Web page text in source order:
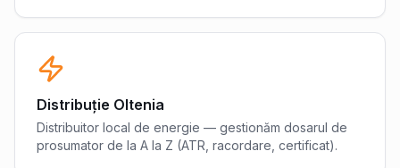
Distribuție Oltenia
Distribuitor local de energie — gestionăm dosarul de
prosumator de la A la Z (ATR, racordare, certificat).